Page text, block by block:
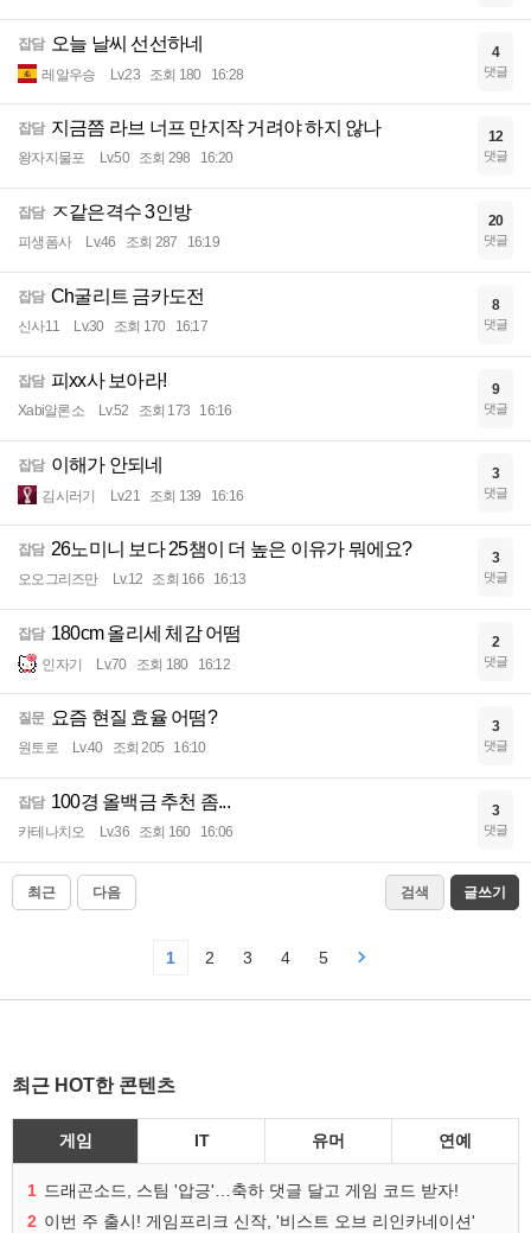
잡담 오늘 날씨 선선하네
레알우승 Lv.23 조회 180 16:28
4
댓글
잡담 지금쯤 라브 너프 만지작 거려야 하지 않나
왕자지물포 Lv.50 조회 298 16:20
12
댓글
잡담 ㅈ같은격수 3인방
피생폼사 Lv.46 조회 287 16:19
20
댓글
잡담 Ch굴리트 금카도전
신사11 Lv.30 조회 170 16:17
8
댓글
잡담 피xx사 보아라!
Xabi알론소 Lv.52 조회 173 16:16
9
댓글
잡담 이해가 안되네
김시러기 Lv.21 조회 139 16:16
3
댓글
잡담 26노미니 보다 25챔이 더 높은 이유가 뭐에요?
오오그리즈만 Lv.12 조회 166 16:13
3
댓글
잡담 180cm 올리세 체감 어떰
인자기 Lv.70 조회 180 16:12
2
댓글
질문 요즘 현질 효율 어떰?
원토로 Lv.40 조회 205 16:10
3
댓글
잡담 100경 올백금 추천 좀...
카테나치오 Lv.36 조회 160 16:06
3
댓글
최근 다음 검색 글쓰기
1 2 3 4 5
최근 HOT한 콘텐츠
게임 IT 유머 연예
1 드래곤소드, 스팀 '압긍'…축하 댓글 달고 게임 코드 받자!
2 이번 주 출시! 게임프리크 신작, '비스트 오브 리인카네이션'